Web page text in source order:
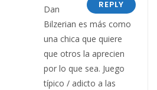
REPLY
Dan
Bilzerian es más como
una chica que quiere
que otros la aprecien
por lo que sea. Juego
típico / adicto a las